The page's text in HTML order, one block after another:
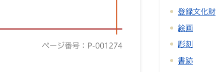
ページ番号：P-001274
登録文化財
絵画
彫刻
書跡